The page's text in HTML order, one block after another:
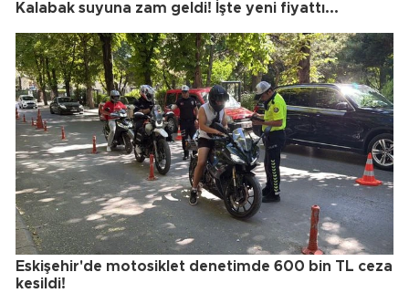
Kalabak suyuna zam geldi! İşte yeni fiyattı...
Eskişehir'de motosiklet denetimde 600 bin TL ceza
kesildi!